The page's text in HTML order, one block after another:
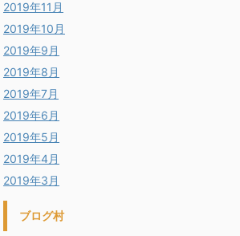
2019年11月
2019年10月
2019年9月
2019年8月
2019年7月
2019年6月
2019年5月
2019年4月
2019年3月
ブログ村